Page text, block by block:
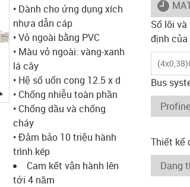
igus-icon-lupe
• Dành cho ứng dụng xích
nhựa dẫn cáp
• Vỏ ngoài bằng PVC
• Màu vỏ ngoài: vàng-xanh
lá cây
• Hệ số uốn cong 12.5 x d
• Chống nhiễu toàn phần
• Chống dầu và chống
cháy
• Đảm bảo 10 triệu hành
trình kép
Cam kết vận hành lên
tới 4 năm
Số lõi
định của
Bus
Thiết kế